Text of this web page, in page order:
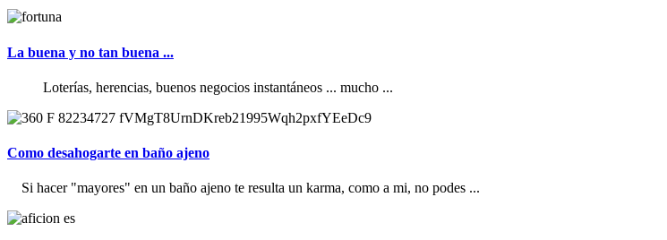
La buena y no tan buena ...
Loterías, herencias, buenos negocios instantáneos ... mucho ...
Como desahogarte en baño ajeno
Si hacer "mayores" en un baño ajeno te resulta un karma, como a mi, no podes ...